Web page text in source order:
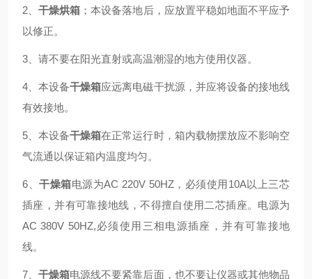
2、干燥烘箱 ；本设备落地后，应放置平稳如地面不平应予
以修正。
3、请不要在阳光直射或高温潮湿的地方使用仪器。
4、本设备干燥箱应远离电磁干扰源，并应将设备的接地线
有效接地。
5、本设备干燥箱在正常运行时，箱内载物摆放应不影响空
气流通以保证箱内温度均匀。
6、干燥箱电源为AC 220V 50HZ，必须使用 10A以上三芯
插座，并有可靠接地线，不得擅自使用二芯插座。电源为
AC380V 50HZ,必须使用三相电源插座，并有可靠接地
线。
7、干燥箱电源线不要紧靠后面，也不要让仪器或其他物品